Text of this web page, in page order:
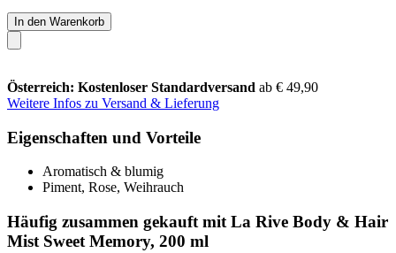
In den Warenkorb
Österreich: Kostenloser Standardversand ab € 49,90
Weitere Infos zu Versand & Lieferung
Eigenschaften und Vorteile
Aromatisch & blumig
Piment, Rose, Weihrauch
Häufig zusammen gekauft mit La Rive Body & Hair
Mist Sweet Memory, 200 ml